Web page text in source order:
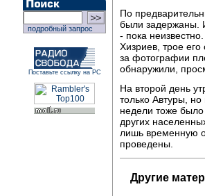
подробный запрос
Поставьте ссылку на РС
По
были задержаны.
- пока
Хизриев, трое
за фотографии
обнаружили,
На второй день
только Автуры,
недели тоже было
других
лишь временную
проведены.
Другие